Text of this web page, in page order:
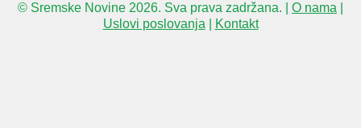
© Sremske Novine 2026. Sva prava zadržana. | O nama
Uslovi poslovanja
Kontakt